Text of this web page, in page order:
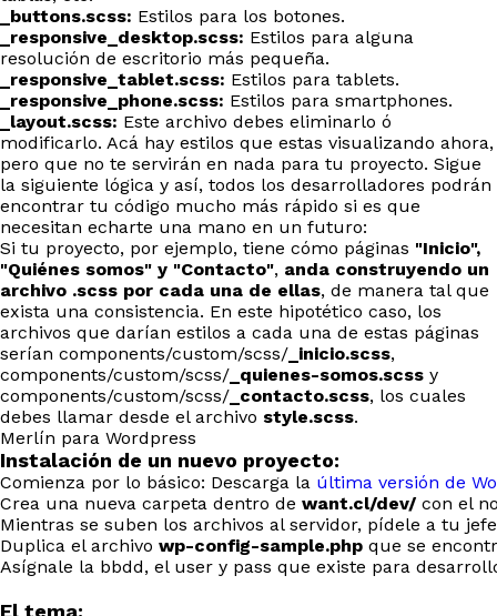
_buttons.scss: Estilos para los botones.
_responsive_desktop.scss: Estilos para alguna
resolución de escritorio más pequeña.
_responsive_tablet.scss: Estilos para tablets.
_responsive_phone.scss: Estilos para smartphones.
_layout.scss: Este archivo debes eliminarlo ó
modificarlo. Acá hay estilos que estas visualizando ahora,
pero que no te servirán en nada para tu proyecto. Sigue
la siguiente lógica y así, todos los desarrolladores podrán
encontrar tu código mucho más rápido si es que
necesitan echarte una mano en un futuro:
Si tu proyecto, por ejemplo, tiene cómo páginas "Inicio",
"Quiénes somos" y "Contacto", anda construyendo un
archivo .scss por cada una de ellas, de manera tal que
exista una consistencia. En este hipotético caso, los
archivos que darían estilos a cada una de estas páginas
serían components/custom/scss/ _inicio.scss,
components/custom/scss/ _quienes-somos.scss y
components/custom/scss/ _contacto.scss, los cuales
debes llamar desde el archivo style.scss.
Merlín para Wordpress
Instalación de un nuevo proyecto:
Comienza por lo básico: Descarga la última versión de
Crea una nueva carpeta dentro de want.cl/dev/ con el
Mientras se suben los archivos al servidor, pídele a tu
Duplica el archivo wp-config-sample.php que se
Asígnale la bbdd, el user y pass que existe para
El tema: